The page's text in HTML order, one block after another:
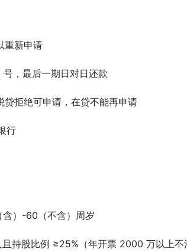
重新申请
号，最后一期日对日还款
贷拒绝可申请，在贷不能再申请
行
）-60（不含）周岁
持股比例 ≥25%（年开票 2000 万以上不